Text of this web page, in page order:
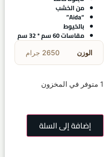
من الخشب
“Aida”
بالخيوط
مقاسات 60 سم * 32 سم
الوزن 2650 جرام
1 متوفر في المخزون
إضافة إلى السلة